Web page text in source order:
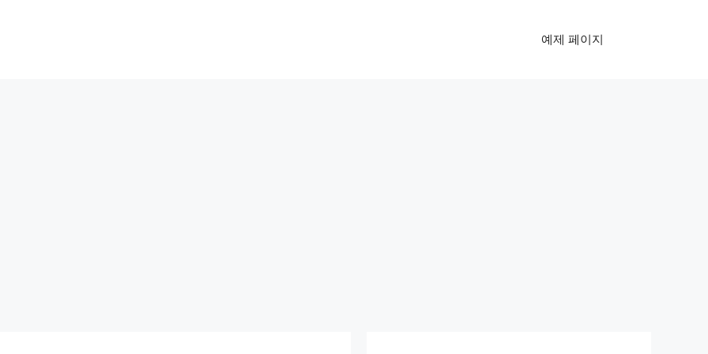
예제 페이지